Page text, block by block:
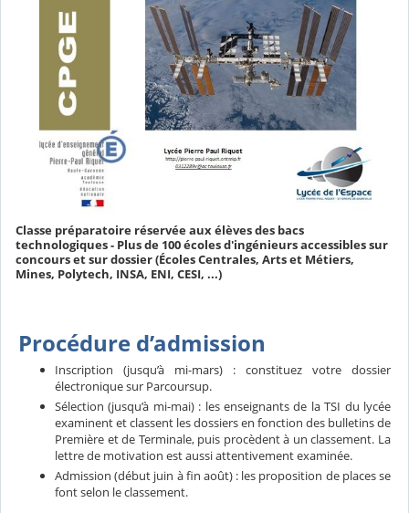
Classe préparatoire réservée aux élèves des bacs
technologiques - Plus de 100 écoles d'ingénieurs accessibles sur
concours et sur dossier (Écoles Centrales, Arts et Métiers,
Mines, Polytech, INSA, ENI, CESI, ...)
Procédure d’admission
Inscription (jusqu’à mi-mars) : constituez votre dossier
électronique sur Parcoursup.
Sélection (jusqu’à mi-mai) : les enseignants de la TSI du lycée
examinent et classent les dossiers en fonction des bulletins de
Première et de Terminale, puis procèdent à un classement. La
lettre de motivation est aussi attentivement examinée.
Admission (début juin à fin août) : les proposition de places se
font selon le classement.